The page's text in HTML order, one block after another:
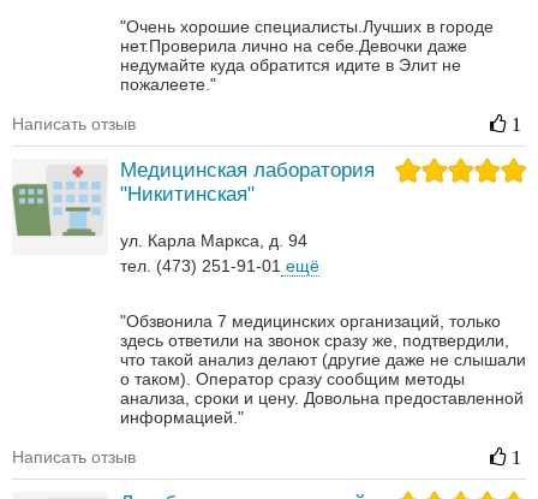
"Очень хорошие специалисты.Лучших в городе
нет.Проверила лично на себе.Девочки даже
недумайте куда обратится идите в Элит не
пожалеете."
Написать отзыв 1
Медицинская лаборатория
"Никитинская"
ул. Карла Маркса, д. 94
тел. (473) 251-91-01 ещё
"Обзвонила 7 медицинских организаций, только
здесь ответили на звонок сразу же, подтвердили,
что такой анализ делают (другие даже не слышали
о таком). Оператор сразу сообщим методы
анализа, сроки и цену. Довольна предоставленной
информацией."
Написать отзыв 1